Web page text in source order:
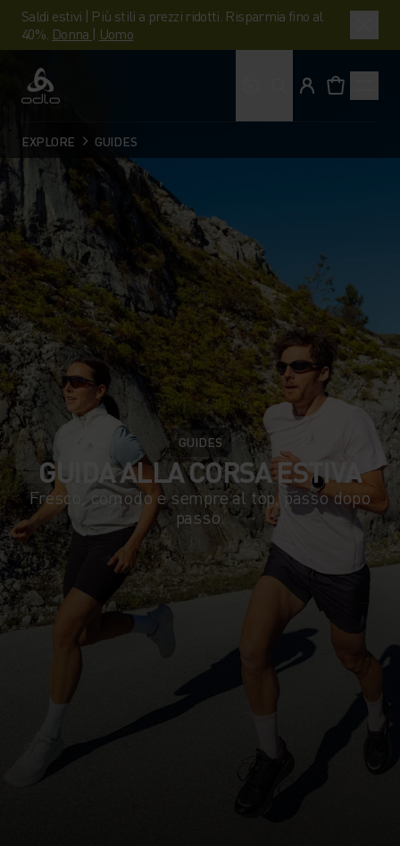
Saldi estivi | Più stili a prezzi ridotti. Risparmia fino al
40%. Donna | Uomo
Odlo
EXPLORE GUIDES
GUIDES
GUIDA ALLA CORSA ESTIVA
Fresco, comodo e sempre al top, passo dopo
passo.